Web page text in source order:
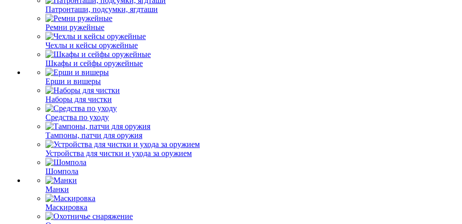
Патронташи, подсумки, ягдташи
Ремни ружейные
Чехлы и кейсы оружейные
Шкафы и сейфы оружейные
Ерши и вишеры
Наборы для чистки
Средства по уходу
Тампоны, патчи для оружия
Устройства для чистки и ухода за оружием
Шомпола
Манки
Маскировка